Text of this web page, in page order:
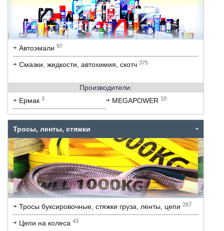
Автоэмали 97
Смазки, жидкости, автохимия, скотч 375
Производители:
Ермак 3 MEGAPOWER 10
Тросы, ленты, стяжки
Тросы буксировочные, стяжки груза, ленты, цепи 267
Цепи на колеса 43